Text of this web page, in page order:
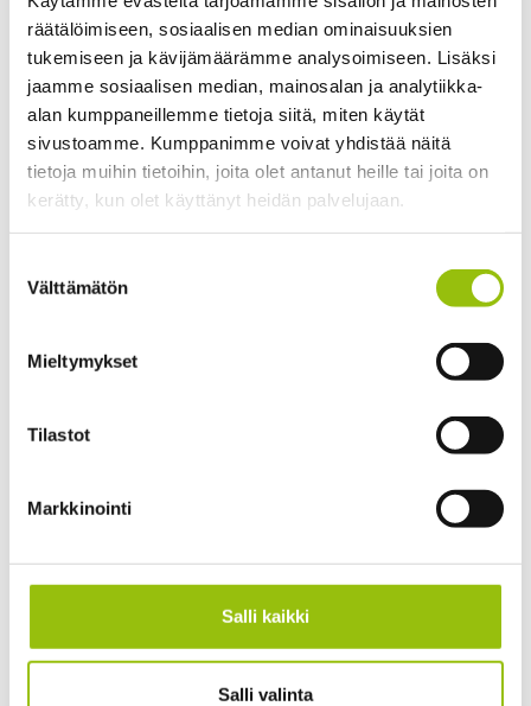
räätälöimiseen, sosiaalisen median ominaisuuksien
tukemiseen ja kävijämäärämme analysoimiseen. Lisäksi
jaamme sosiaalisen median, mainosalan ja analytiikka-
alan kumppaneillemme tietoja siitä, miten käytät
sivustoamme. Kumppanimme voivat yhdistää näitä
tietoja muihin tietoihin, joita olet antanut heille tai joita on
kerätty, kun olet käyttänyt heidän palvelujaan.
Cookiebot >
valinta
Välttämätön
Mieltymykset
Tilastot
Markkinointi
Salli kaikki
Salli valinta
recommend that you schedule a meeting with our
staff.
The personnel of the Summer University is happy to
help you with matters related to all study practices, as
well as practical matters of a more general nature.
Some questions may be redirected to other instances,
e.g. to a teacher or the Open University personnel.
Language skill levels
Directions, lunch restaurants and
accommodation